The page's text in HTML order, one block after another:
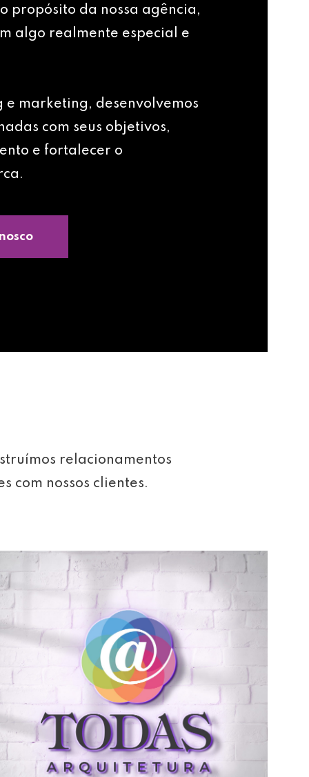
o propósito da nossa agência,
algo realmente especial e
marketing, desenvolvemos
com seus objetivos,
e fortalecer o
relacionamentos
com nossos clientes.